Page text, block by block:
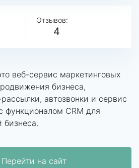
Отзывов:
4
веб-сервис маркетинговых
бизнеса,
автозвонки и сервис
функционалом CRM для
бизнеса.
Перейти на сайт